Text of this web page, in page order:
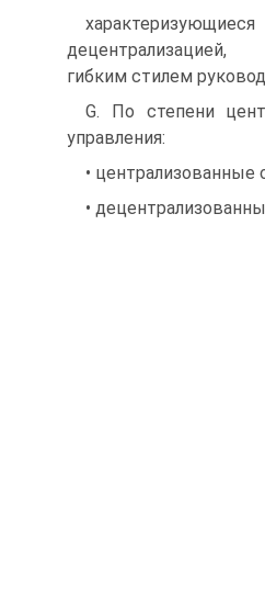
децентрализацией,
гибким стилем
G. По степени
управления:
• централизованные
•